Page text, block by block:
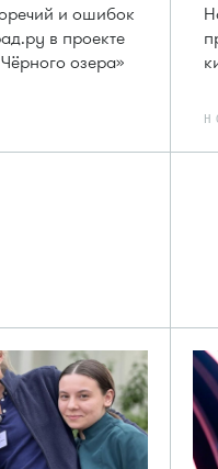
и ошибок
в проекте
озера»